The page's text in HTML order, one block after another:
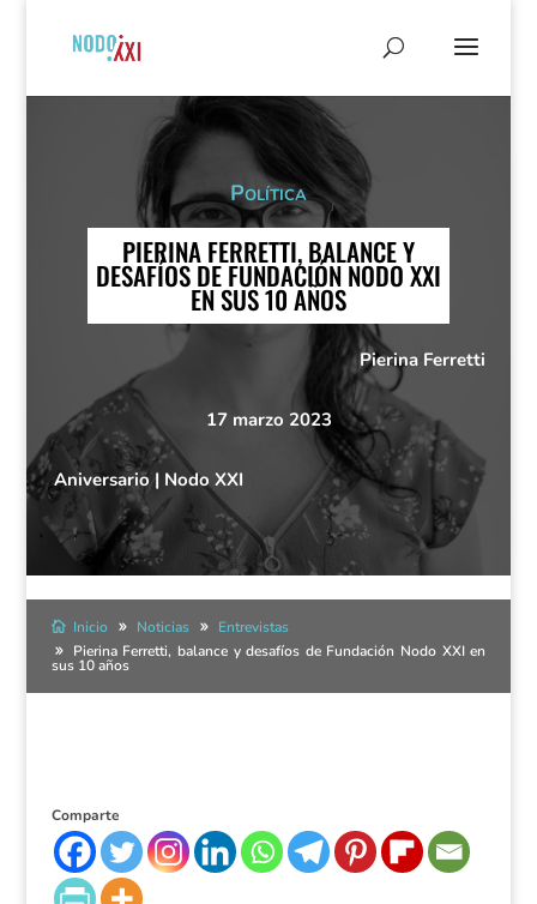
Política
PIERINA FERRETTI, BALANCE Y
DESAFÍOS DE FUNDACIÓN NODO XXI
EN SUS 10 AÑOS
Pierina Ferretti
17 marzo 2023
Aniversario| Nodo XXI
Inicio Noticias
Entrevistas
Pierina Ferretti, balance y desafíos de Fundación Nodo XXI en
sus 10 años
Comparte